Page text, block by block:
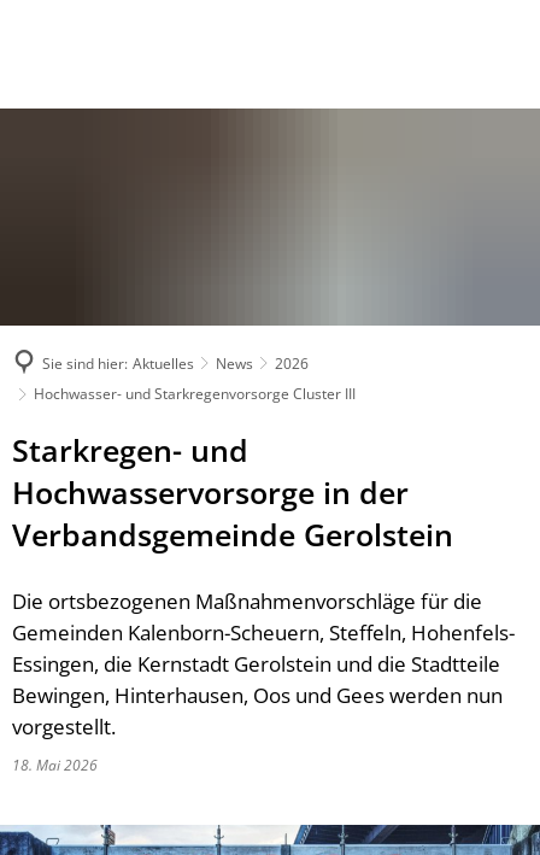
Sie sind hier: Aktuelles News
2026
Hochwasser- und Starkregenvorsorge Cluster III
Starkregen- und
Hochwasservorsorge in der
Verbandsgemeinde Gerolstein
Die ortsbezogenen Maßnahmenvorschläge für die
Gemeinden Kalenborn-Scheuern, Steffeln, Hohenfels-
Essingen, die Kernstadt Gerolstein und die Stadtteile
Bewingen, Hinterhausen, Oos und Gees werden nun
vorgestellt.
18. Mai 2026